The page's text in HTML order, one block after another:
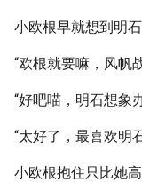
小欧根早就想到明
“欧根就要嘛，风帆
“好吧喵，明石想象
“太好了，最喜欢明
小欧根抱住只比她